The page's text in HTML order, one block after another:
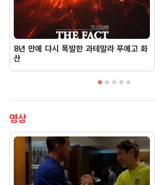
8년 만에 다시 폭발한 과테말라 푸에고 화
산
영상